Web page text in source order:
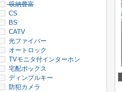
収納豊富
CS
BS
CATV
光ファイバー
オートロック
TVモニタ付インターホン
宅配ボックス
ディンプルキー
防犯カメラ